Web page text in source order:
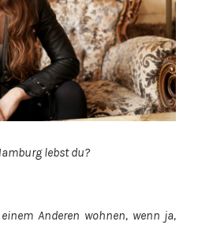
lebst du?
Anderen wohnen, wenn ja,